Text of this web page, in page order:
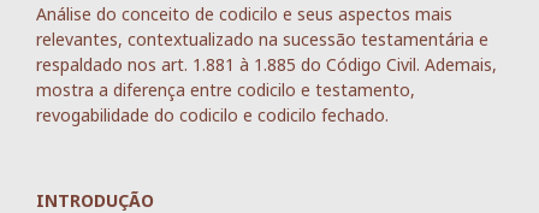
Análise do conceito de codicilo e seus aspectos mais
relevantes, contextualizado na sucessão testamentária e
respaldado nos art. 1.881 à 1.885 do Código Civil. Ademais,
mostra a diferença entre codicilo e testamento,
revogabilidade do codicilo e codicilo fechado.
INTRODUÇÃO